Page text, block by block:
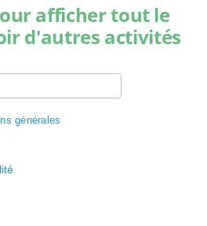
afficher tout le
d'autres activités
générales